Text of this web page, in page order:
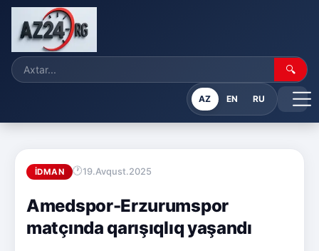
🔍
AZ EN RU
İDMAN 19.Avqust.2025
Amedspor-Erzurumspor
matçında qarışıqlıq yaşandı